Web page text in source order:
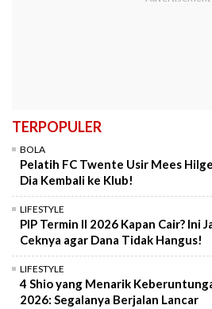
TERPOPULER
BOLA
Pelatih FC Twente Usir Mees
Dia Kembali ke Klub!
LIFESTYLE
PIP Termin II 2026 Kapan Cair? Ini
Ceknya agar Dana Tidak Hangus!
LIFESTYLE
4 Shio yang Menarik
2026: Segalanya Berjalan Lancar